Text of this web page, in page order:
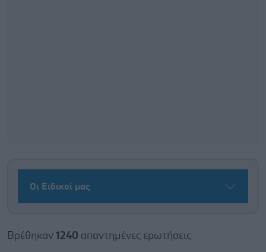
Οι Ειδικοί μας
Βρέθηκαν 1240 απαντημένες ερωτήσεις